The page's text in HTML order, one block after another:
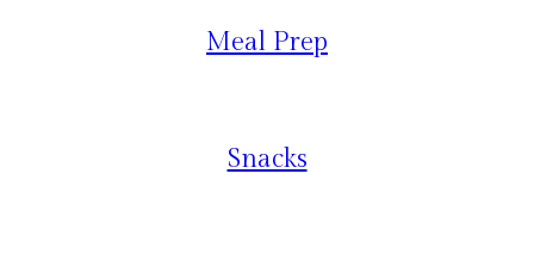
Meal Prep
Snacks